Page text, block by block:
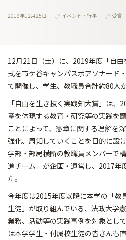
2019年12月25日 イベント・行事
受賞
12月21日（土）に、2019年度「自
式を市ケ谷キャンパスボアソナード
て開催し、学生、教職員合計約80人
「自由を生き抜く実践知大賞」は、
章を体現する教育・研究等の実践を
ことによって、憲章に関する理解を
強化、周知していくことを目的に設
学部・部局横断の教職員メンバーで
進チーム」が企画・運営し、2017年
た。
今年度は2015年度以降に本学の「教
生徒」が取り組んでいる、法政大学
業務、活動等の実践事例を対象とし
は本学学生・付属校生徒の皆さんも